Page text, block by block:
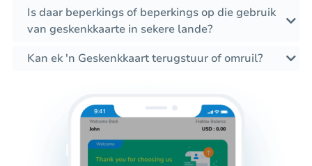
Is daar beperkings of beperkings op die gebruik
van geskenkkaarte in sekere lande?
Kan ek 'n Geskenkkaart terugstuur of omruil?